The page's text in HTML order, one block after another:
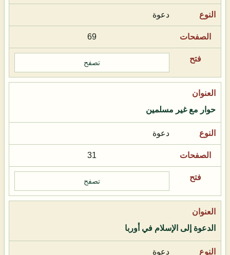
دعوة
69
تصفح
حوار مع غير مسلمين
دعوة
31
تصفح
الدعوة إلى الإسلام في أوربا
دعوة